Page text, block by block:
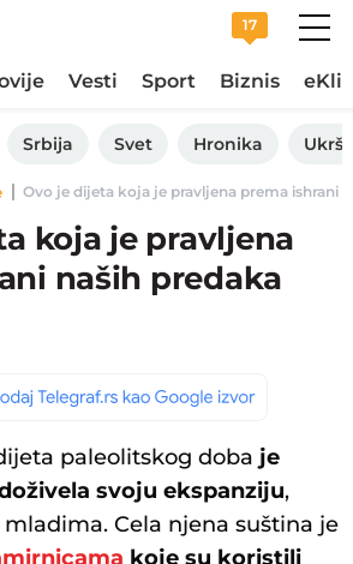
17
Vesti Sport Biznis
Srbija Svet Hronika
Ovo je dijeta koja je pravljena prema ishrani
koja je pravljena
naših predaka
paleolitskog doba je
svoju ekspanziju,
Cela njena suština je
koje su koristili